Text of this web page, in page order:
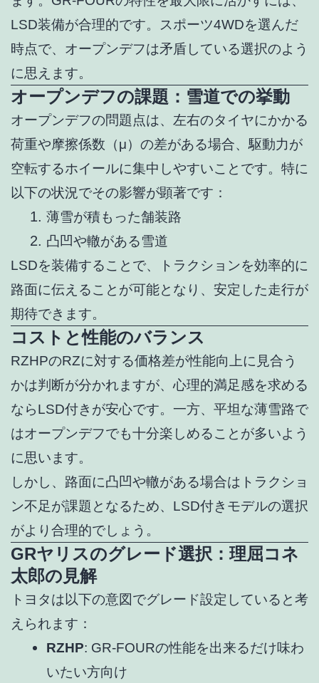
LSD装備が合理的です。スポーツ4WDを選んだ
時点で、オープンデフは矛盾している選択のよう
に思えます。
オープンデフの課題：雪道での挙動
オープンデフの問題点は、左右のタイヤにかかる
荷重や摩擦係数（μ）の差がある場合、駆動力が
空転するホイールに集中しやすいことです。特に
以下の状況でその影響が顕著です：
薄雪が積もった舗装路
凸凹や轍がある雪道
LSDを装備することで、トラクションを効率的に
路面に伝えることが可能となり、安定した走行が
期待できます。
コストと性能のバランス
RZHPのRZに対する価格差が性能向上に見合う
かは判断が分かれますが、心理的満足感を求める
ならLSD付きが安心です。一方、平坦な薄雪路で
はオープンデフでも十分楽しめることが多いよう
に思います。
しかし、路面に凸凹や轍がある場合はトラクショ
ン不足が課題となるため、LSD付きモデルの選択
がより合理的でしょう。
GRヤリスのグレード選択：理屈コネ
太郎の見解
トヨタは以下の意図でグレード設定していると考
えられます：
RZHP: GR-FOURの性能を出来るだけ味わ
いたい方向け